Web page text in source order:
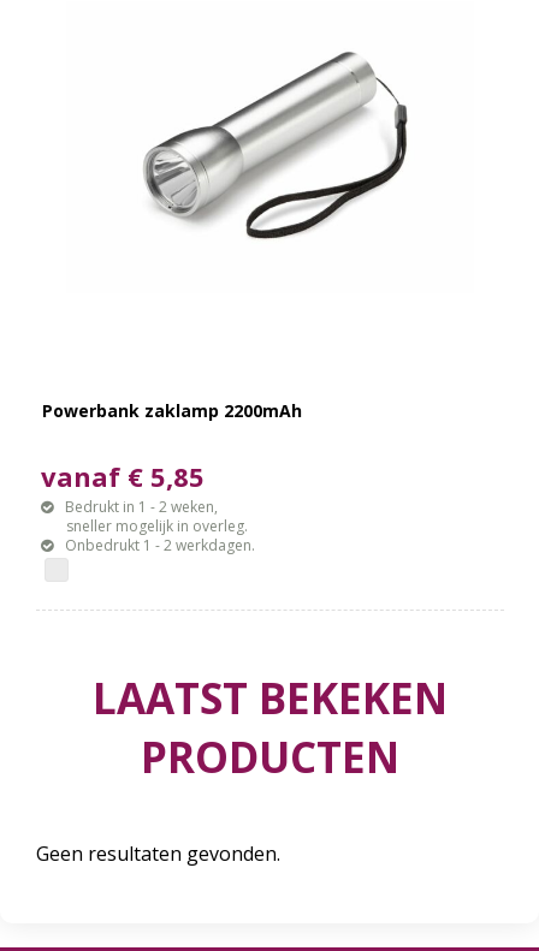
Powerbank zaklamp 2200mAh
vanaf € 5,85
Bedrukt in 1 - 2 weken,
sneller mogelijk in overleg.
Onbedrukt 1 - 2 werkdagen.
LAATST BEKEKEN
PRODUCTEN
Geen resultaten gevonden.